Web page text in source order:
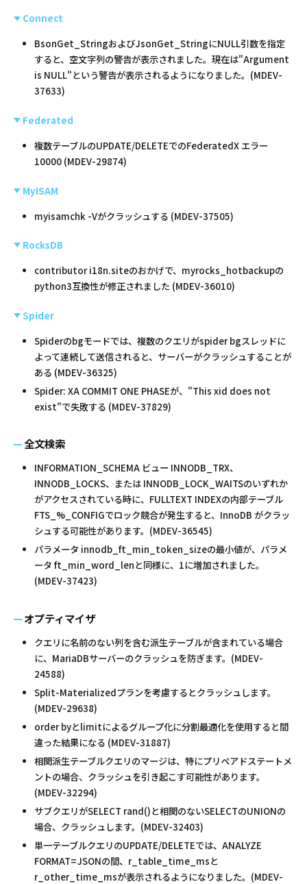
Connect
BsonGet_StringおよびJsonGet_StringにNULL引数を指定
すると、空文字列の警告が表示されました。現在は"Argument
is NULL"という警告が表示されるようになりました。(MDEV-
37633)
Federated
複数テーブルのUPDATE/DELETEでのFederatedX エラー
10000 (MDEV-29874)
MyISAM
myisamchk -Vがクラッシュする (MDEV-37505)
RocksDB
contributor i18n.siteのおかげで、myrocks_hotbackupの
python3互換性が修正されました (MDEV-36010)
Spider
Spiderのbgモードでは、複数のクエリがspider bgスレッドに
よって連続して送信されると、サーバーがクラッシュすることが
ある (MDEV-36325)
Spider: XA COMMIT ONE PHASEが、"This xid does not
exist"で失敗する (MDEV-37829)
全文検索
INFORMATION_SCHEMA ビュー INNODB_TRX、
INNODB_LOCKS、または INNODB_LOCK_WAITSのいずれか
がアクセスされている時に、FULLTEXT INDEXの内部テーブル
FTS_%_CONFIGでロック競合が発生すると、InnoDB がクラッ
シュする可能性があります。(MDEV-36545)
パラメータ innodb_ft_min_token_sizeの最小値が、パラメ
ータ ft_min_word_lenと同様に、1に増加されました。
(MDEV-37423)
オプティマイザ
クエリに名前のない列を含む派生テーブルが含まれている場合
に、MariaDBサーバーのクラッシュを防ぎます。(MDEV-
24588)
Split-Materializedプランを考慮するとクラッシュします。
(MDEV-29638)
order byとlimitによるグループ化に分割最適化を使用すると間
違った結果になる (MDEV-31887)
相関派生テーブルクエリのマージは、特にプリペアドステートメ
ントの場合、クラッシュを引き起こす可能性があります。
(MDEV-32294)
サブクエリがSELECT rand()と相関のないSELECTのUNIONの
場合、クラッシュします。(MDEV-32403)
単一テーブルクエリのUPDATE/DELETEでは、ANALYZE
FORMAT=JSONの間、r_table_time_msと
r_other_time_msが表示されるようになりました。(MDEV-